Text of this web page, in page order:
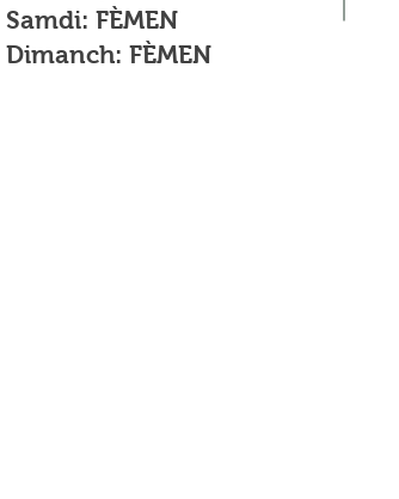
Samdi: FÈMEN
Dimanch: FÈMEN